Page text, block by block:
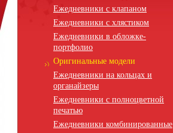
Ежедневники с клапаном
Ежедневники с хлястиком
Ежедневники в обложке-
портфолио
Оригинальные модели
Ежедневники на кольцах и
органайзеры
Ежедневники с полноцветной
печатью
Ежедневники комбинированные